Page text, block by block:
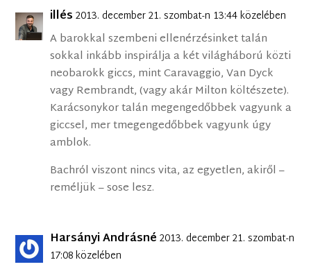
illés 2013. december 21. szombat-n 13:44 közelében
A barokkal szembeni ellenérzésinket talán
sokkal inkább inspirálja a két világháború közti
neobarokk giccs, mint Caravaggio, Van Dyck
vagy Rembrandt, (vagy akár Milton költészete).
Karácsonykor talán megengedőbbek vagyunk a
giccsel, mer tmegengedőbbek vagyunk úgy
amblok.
Bachról viszont nincs vita, az egyetlen, akiről –
reméljük – sose lesz.
Harsányi Andrásné 2013. december 21. szombat-n
17:08 közelében